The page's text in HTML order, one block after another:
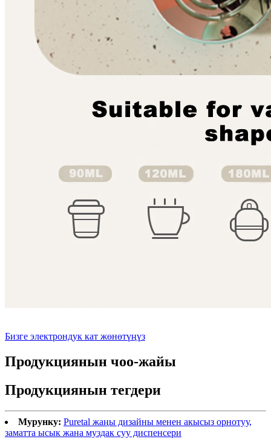
Бизге электрондук кат жөнөтүңүз
Продукциянын чоо-жайы
Продукциянын тегдери
Мурунку: Puretal жаңы дизайны менен акысыз орнотуу,
заматта ысык жана муздак суу диспенсери